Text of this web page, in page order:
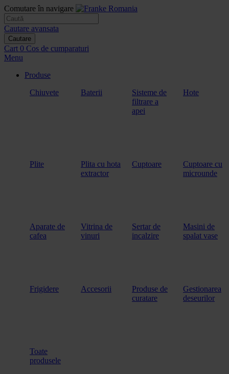
Comutare în navigare
Cautare avansata
Cautare
Cart 0 Cos de cumparaturi
Menu
Produse
Chiuvete
Baterii
Sisteme de
filtrare a
apei
Hote
Plite
Plita cu hota
extractor
Cuptoare
Cuptoare cu
microunde
Aparate de
cafea
Vitrina de
vinuri
Sertar de
incalzire
Masini de
spalat vase
Frigidere Accesorii
Produse de
curatare
Gestionarea
deseurilor
Toate
produsele